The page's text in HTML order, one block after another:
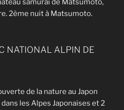
samurai de Matsumoto,
2ème nuit à Matsumoto.
NATIONAL ALPIN DE
de la nature au Japon
les Alpes Japonaises et 2